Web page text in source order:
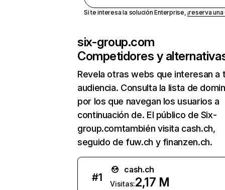
Si te interesa la solución Enterprise,¡reserva
six-group.com
Competidores y
Revela otras webs que interesan a
audiencia. Consulta la lista de
por los que navegan los usuarios a
continuación de. El público de Six-
group.comtambién visita cash.ch,
seguido de fuw.ch y finanzen.ch.
#1
cash.ch
Visitas:2,17 M